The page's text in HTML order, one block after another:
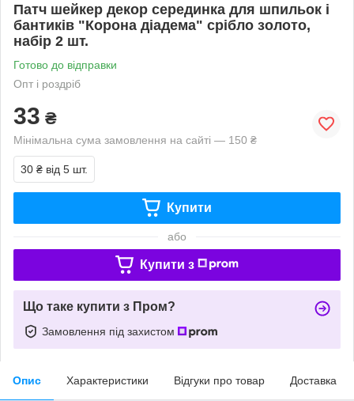
Патч шейкер декор серединка для шпильок і
бантиків "Корона діадема" срібло золото,
набір 2 шт.
Готово до відправки
Опт і роздріб
33 ₴
Мінімальна сума замовлення на сайті — 150 ₴
30 ₴ від 5 шт.
Купити
або
Купити з
Що таке купити з Пром?
Замовлення під захистом
Опис Характеристики Відгуки про товар Доставка